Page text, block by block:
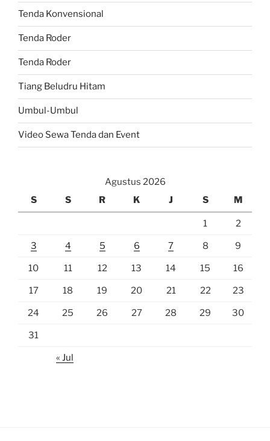
Tenda Konvensional
Tenda Roder
Tenda Roder
Tiang Beludru Hitam
Umbul-Umbul
Video Sewa Tenda dan Event
Agustus 2026
S
S R K J S M
1 2
3 4 5 6 7 8 9
10 11 12 13 14 15 16
17 18 19 20 21 22 23
24 25 26 27 28 29 30
31
« Jul